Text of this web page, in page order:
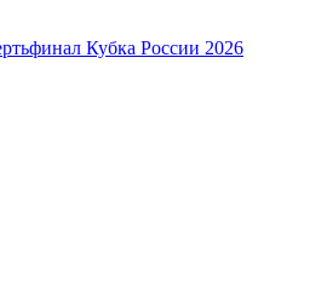
Кубка России 2026